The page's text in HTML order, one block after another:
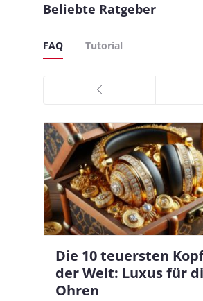
Beliebte Ratgeber
FAQ Tutorial
Die 10 teuersten
der Welt: Luxus für
Ohren
Apple AirPods Pro 2
18.1: So richtet ihr
Hörgeräte-Feature ein